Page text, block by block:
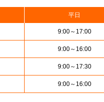
平日
9:00～17:00
9:00～16:00
9:00～17:30
9:00～16:00